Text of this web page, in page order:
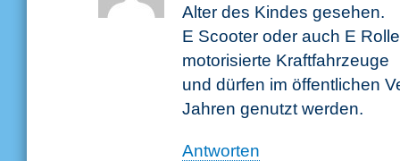
Alter des Kindes gesehen.
E Scooter oder auch E
motorisierte Kraftfahrzeuge
und dürfen im öffentlichen
Jahren genutzt werden.
Antworten